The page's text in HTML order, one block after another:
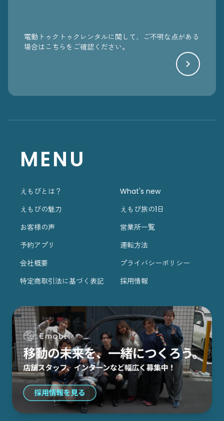
電動トゥクトゥクレンタルに関して、ご不明な点がある
場合はこちらをご確認ください。
MENU
えもびとは？
What's new
えもびの魅力
えもび旅の1日
お客様の声
営業所一覧
予約アプリ
運転方法
会社概要
プライバシーポリシー
特定商取引法に基づく表記
採用情報